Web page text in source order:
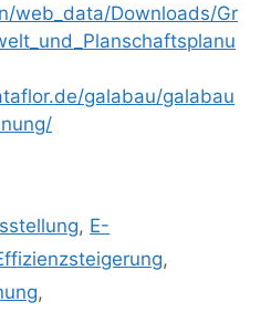
web_data/Downloads/Gr
galabau/galabau
, E-
,
,